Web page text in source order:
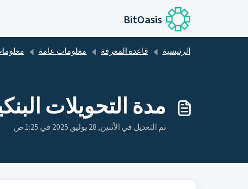
التخطّي إلى المحتوى الرئيسي
BitOasis
الرئيسية قاعدة المعرفة معلومات عامة
مدة التحويلات
تم التعديل في الأثنين, 28 يوليو, 2025 في 1:25 ص